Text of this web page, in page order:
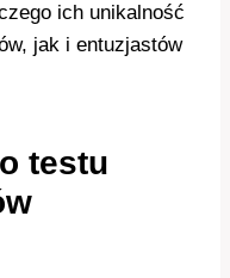
ich unikalność
jak i entuzjastów
testu